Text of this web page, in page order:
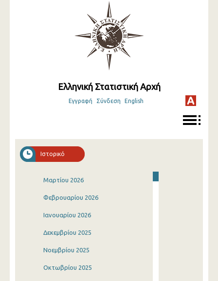
Ελληνική Στατιστική Αρχή
Εγγραφή Σύνδεση English
Ιστορικό
Μαρτίου 2026
Φεβρουαρίου 2026
Ιανουαρίου 2026
Δεκεμβρίου 2025
Νοεμβρίου 2025
Οκτωβρίου 2025